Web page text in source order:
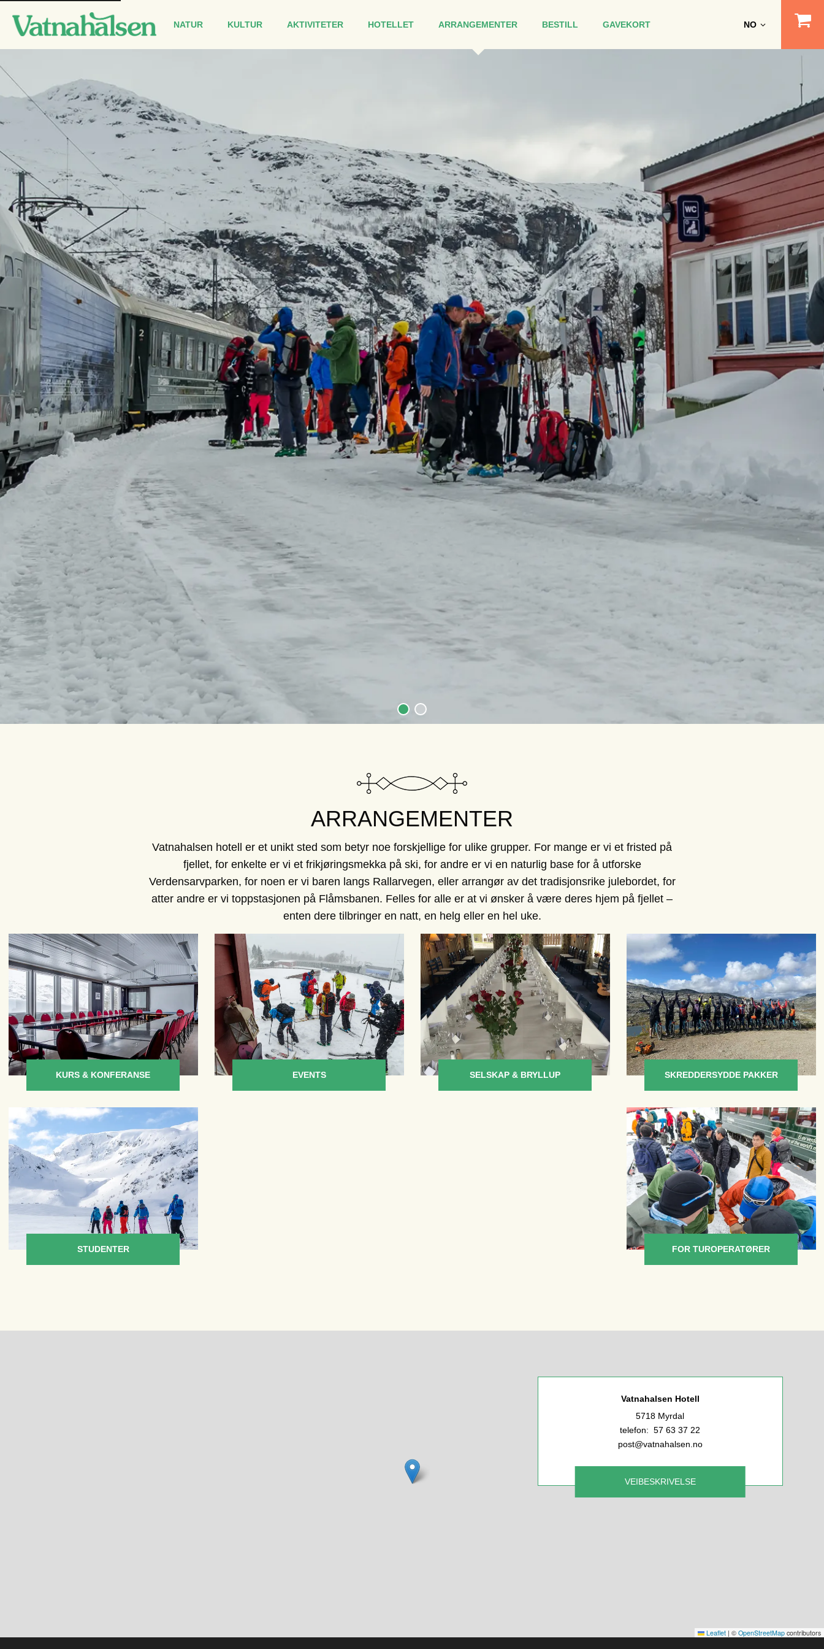
navigation
NATUR KULTUR AKTIVITETER HOTELLET ARRANGEMENTER BESTILL GAVEKORT NO
ARRANGEMENTER
Vatnahalsen hotell er et unikt sted som betyr noe forskjellige for ulike grupper. For mange er vi et fristed på
fjellet, for enkelte er vi et frikjøringsmekka på ski, for andre er vi en naturlig base for å utforske
Verdensarvparken, for noen er vi baren langs Rallarvegen, eller arrangør av det tradisjonsrike julebordet, for
atter andre er vi toppstasjonen på Flåmsbanen. Felles for alle er at vi ønsker å være deres hjem på fjellet –
enten dere tilbringer en natt, en helg eller en hel uke.
KURS & KONFERANSE EVENTS SELSKAP & BRYLLUP SKREDDERSYDDE PAKKER
STUDENTER FOR TUROPERATØRER
Vatnahalsen Hotell
5718 Myrdal
telefon: 57 63 37 22
post@vatnahalsen.no
VEIBESKRIVELSE
Leaflet | © OpenStreetMap contributors